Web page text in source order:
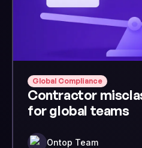
Global Compliance
Contractor
for global teams
Ontop Team